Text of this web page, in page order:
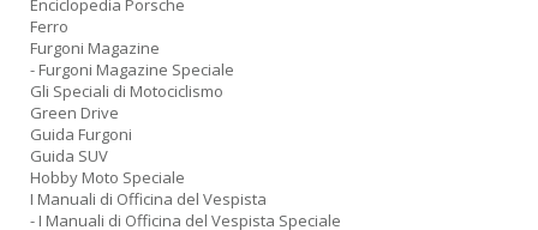
Enciclopedia Porsche
Ferro
Furgoni Magazine
- Furgoni Magazine Speciale
Gli Speciali di Motociclismo
Green Drive
Guida Furgoni
Guida SUV
Hobby Moto Speciale
I Manuali di Officina del Vespista
- I Manuali di Officina del Vespista Speciale